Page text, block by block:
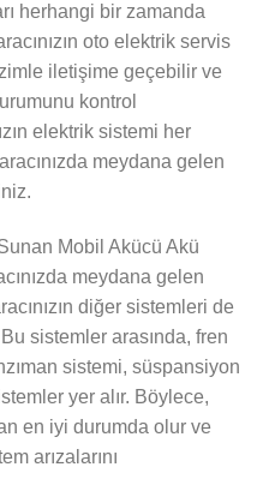
herhangi bir zamanda
oto elektrik servis
iletişime geçebilir ve
kontrol
elektrik sistemi her
meydana gelen
Mobil Akücü Akü
meydana gelen
diğer sistemleri de
Bu sistemler arasında, fren
sistemi, süspansiyon
yer alır. Böylece,
en iyi durumda olur ve
arızalarını